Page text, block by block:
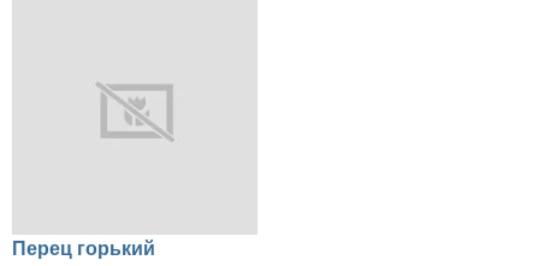
Перец горький